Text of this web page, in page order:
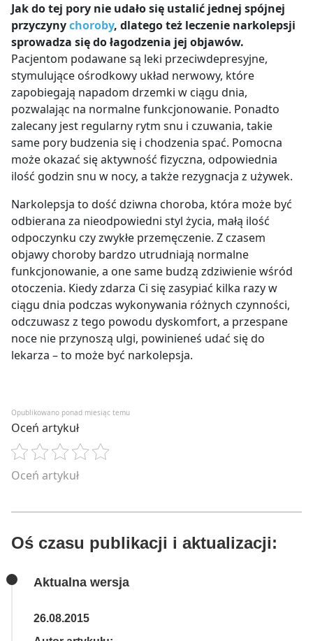
Jak do tej pory nie udało się ustalić jednej spójnej
przyczynychoroby, dlatego też leczenie narkolepsji
sprowadza się do łagodzenia jej objawów.
Pacjentom podawane są leki przeciwdepresyjne,
stymulujące ośrodkowy układ nerwowy, które
zapobiegają napadom drzemki w ciągu dnia,
pozwalając na normalne funkcjonowanie. Ponadto
zalecany jest regularny rytm snu i czuwania, takie
same pory budzenia się i chodzenia spać. Pomocna
może okazać się aktywność fizyczna, odpowiednia
ilość godzin snu w nocy, a także rezygnacja z używek.
Narkolepsja to dość dziwna choroba, która może być
odbierana za nieodpowiedni styl życia, małą ilość
odpoczynku czy zwykłe przemęczenie. Z czasem
objawy choroby bardzo utrudniają normalne
funkcjonowanie, a one same budzą zdziwienie wśród
otoczenia. Kiedy zdarza Ci się zasypiać kilka razy w
ciągu dnia podczas wykonywania różnych czynności,
odczuwasz z tego powodu dyskomfort, a przespane
noce nie przynoszą ulgi, powinieneś udać się do
lekarza – to może być narkolepsja.
Opublikowano ponad miesiąc temu
Oceń artykuł
Oceń artykuł
Oś czasu publikacji i aktualizacji:
Aktualna wersja
26.08.2015